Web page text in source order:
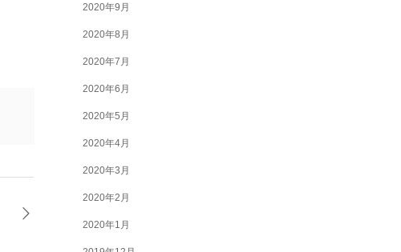
2020年9月
2020年8月
2020年7月
2020年6月
2020年5月
2020年4月
2020年3月
2020年2月
2020年1月